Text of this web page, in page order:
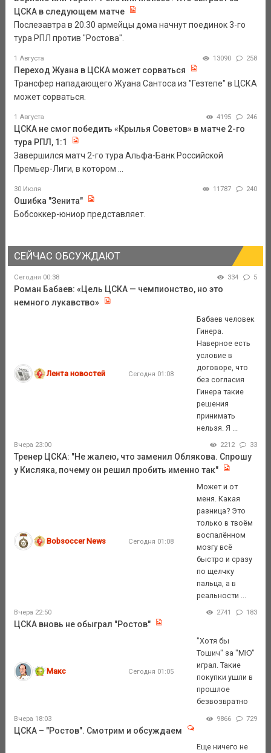
ЦСКА в следующем матче
Послезавтра в 20.30 армейцы дома начнут поединок 3-го
тура РПЛ против "Ростова".
1 Августа 13090 258
Переход Жуана в ЦСКА может сорваться
Трансфер нападающего Жуана Сантоса из "Гезтепе" в ЦСКА
может сорваться.
1 Августа 4195 246
ЦСКА не смог победить «Крылья Советов» в матче 2-го
тура РПЛ, 1:1
Завершился матч 2-го тура Альфа-Банк Российской
Премьер-Лиги, в котором ...
30 Июля 11787 240
Ошибка "Зенита"
Бобсоккер-юниор представляет.
СЕЙЧАС ОБСУЖДАЮТ
Сегодня 00:38 334 5
Роман Бабаев: «Цель ЦСКА — чемпионство, но это
немного лукавство»
Лента новостей Сегодня 01:08
Бабаев человек
Гинера.
Наверное есть
условие в
договоре, что
без согласия
Гинера такие
решения
принимать
нельзя. Я ...
Вчера 23:00 2212 33
Тренер ЦСКА: "Не жалею, что заменил Облякова. Спрошу
у Кисляка, почему он решил пробить именно так"
Bobsoccer News Сегодня 01:08
Может и от
меня. Какая
разница? Это
только в твоём
воспалённом
мозгу всё
быстро и сразу
по щелчку
пальца, а в
реальности ...
Вчера 22:50 2741 183
ЦСКА вновь не обыграл "Ростов"
Макс Сегодня 01:05
"Хотя бы
Тошич" за "МЮ"
играл. Такие
покупки ушли в
прошлое
безвозвратно
Вчера 18:03 9866 729
ЦСКА – "Ростов". Смотрим и обсуждаем
Еще ничего не